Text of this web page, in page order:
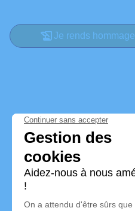
Je rends hommage